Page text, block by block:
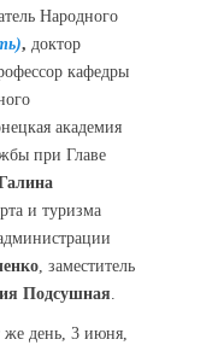
Народного
, доктор
кафедры
академия
при Главе
и туризма
, заместитель
Подсушная.
же день, 3 июня,